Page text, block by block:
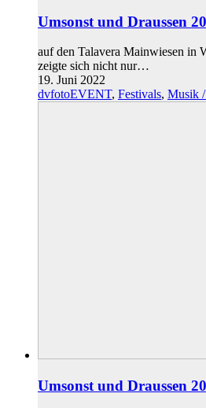
Umsonst und Draussen
auf den Talavera Mainwiesen in
zeigte sich nicht nur…
19. Juni 2022
dvfotoEVENT, Festivals, Musik
Umsonst und Draussen